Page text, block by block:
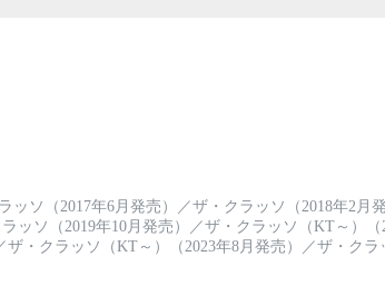
ッソ（2017年6月発売） ／ザ・クラッソ（2018年2月
ッソ（2019年10月発売） ／ザ・クラッソ（KT～）（
ザ・クラッソ（KT～）（2023年8月発売） ／ザ・クラ